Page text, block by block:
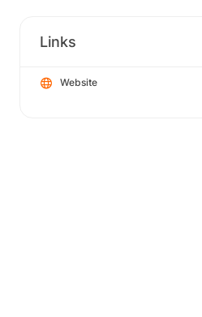
Links
Website